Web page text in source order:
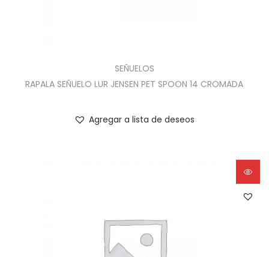
SEÑUELOS
RAPALA SEÑUELO LUR JENSEN PET SPOON 14 CROMADA
Agregar a lista de deseos